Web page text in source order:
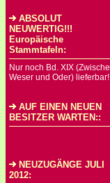
ABSOLUT
NEUWERTIG!!!
Europäische
Stammtafeln:
Nur noch Bd. XIX
Weser und Oder) lieferbar!
AUF EINEN NEUEN
BESITZER WARTEN::
NEUZUGÄNGE JULI
2012: